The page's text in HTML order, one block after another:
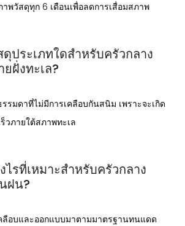
พวัสดุทุก 6 เดือนเพื่อลดการเสื่อมสภาพ
ดุประเภทใดสำหรับครัวกลาง
ฝั่งทะเล?
รรมดาที่ไม่มีการเคลือบกันสนิม เพราะจะเกิด
วภายใต้สภาพทะเล
ไรที่เหมาะสำหรับครัวกลาง
ฝน?
ลือบและออกแบบมาตามมาตรฐานทนแดด